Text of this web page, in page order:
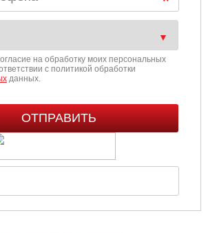
на обработку моих персональных
с политикой обработки
данных.